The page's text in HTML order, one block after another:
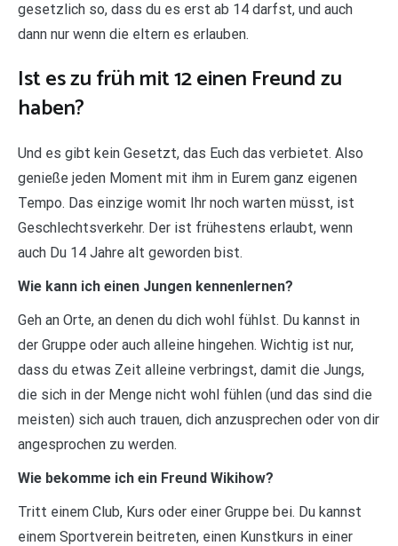
gesetzlich so, dass du es erst ab 14 darfst, und auch
dann nur wenn die eltern es erlauben.
Ist es zu früh mit 12 einen Freund zu
haben?
Und es gibt kein Gesetzt, das Euch das verbietet. Also
genieße jeden Moment mit ihm in Eurem ganz eigenen
Tempo. Das einzige womit Ihr noch warten müsst, ist
Geschlechtsverkehr. Der ist frühestens erlaubt, wenn
auch Du 14 Jahre alt geworden bist.
Wie kann ich einen Jungen kennenlernen?
Geh an Orte, an denen du dich wohl fühlst. Du kannst in
der Gruppe oder auch alleine hingehen. Wichtig ist nur,
dass du etwas Zeit alleine verbringst, damit die Jungs,
die sich in der Menge nicht wohl fühlen (und das sind die
meisten) sich auch trauen, dich anzusprechen oder von dir
angesprochen zu werden.
Wie bekomme ich ein Freund Wikihow?
Tritt einem Club, Kurs oder einer Gruppe bei. Du kannst
einem Sportverein beitreten, einen Kunstkurs in einer